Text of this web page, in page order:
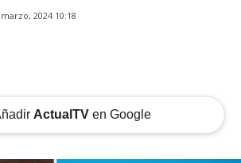
2024 10:18
ActualTVen Google